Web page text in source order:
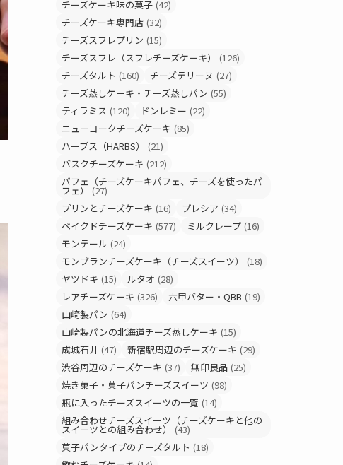
チーズケーキ味の菓子 (42)
チーズケーキ専門店 (32)
チーズスフレプリン (15)
チーズスフレ（スフレチーズケーキ）
(126)
チーズタルト (160) チーズテリーヌ (27)
チーズ蒸しケーキ・チーズ蒸しパン (55)
ティラミス (120) ドンレミー (22)
ニューヨークチーズケーキ (85)
ハーブス（HARBS）
(21)
バスクチーズケーキ (212)
パフェ（チーズケーキパフェ、チーズを使ったパ
フェ） (27)
プリンとチーズケーキ (16) プレシア (34)
ベイクドチーズケーキ (577) ミルクレープ (16)
モンテール (24)
モンブランチーズケーキ（チーズスイーツ）
(18)
ヤツドキ (15) ルタオ (28)
レアチーズケーキ (326) 六甲バター・QBB (19)
山崎製パン (64)
山崎製パンの北海道チーズ蒸しケーキ (15)
成城石井 (47) 新宿駅周辺のチーズケーキ (29)
渋谷周辺のチーズケーキ (37) 無印良品 (25)
焼き菓子・菓子パンチーズスイーツ (98)
瓶に入ったチーズスイーツの一覧 (14)
組み合わせチーズスイーツ（チーズケーキと他の
スイーツとの組み合わせ）
(43)
菓子パンタイプのチーズタルト (18)